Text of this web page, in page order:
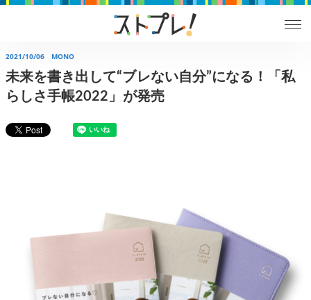
2021/10/06 MONO
未来を書き出して“ブレない自分”になる！「私
らしさ手帳2022」が発売